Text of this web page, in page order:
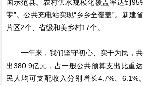
国示范县。农村供水规模化覆盖率达到
零”。公共充电站实现“乡乡全覆盖”。新建
片区2个、省级和美乡村17个。
一年来，我们坚守初心、实干为民，共
出380.9亿元，占一般公共预算支出比重
民人均可支配收入分别增长4.7%、6.1%